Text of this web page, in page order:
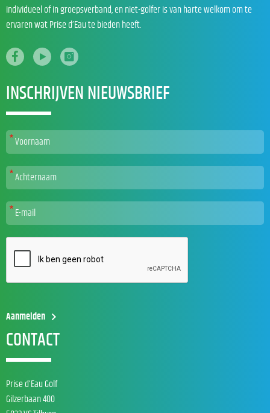
individueel of in groepsverband, en niet-golfer is van harte welkom om te
ervaren wat Prise d’Eau te bieden heeft.
INSCHRIJVEN NIEUWSBRIEF
CONTACT
Prise d’Eau Golf
Gilzerbaan 400